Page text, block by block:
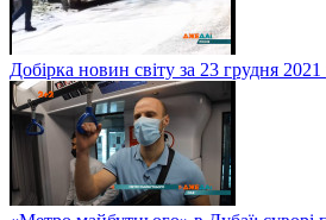
Добірка новин світу за 23 грудня